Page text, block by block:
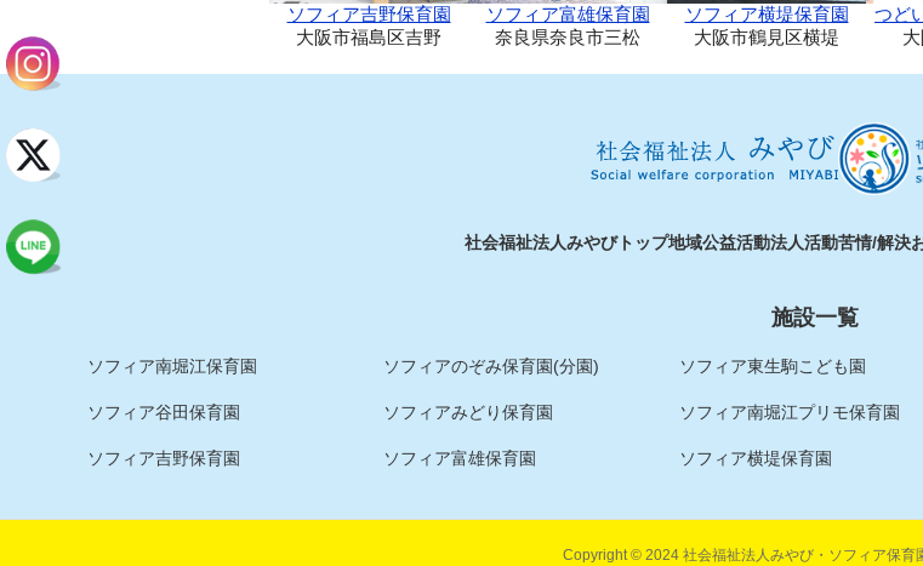
ソフィア吉野保育園
大阪市福島区吉野
ソフィア富雄保育園
奈良県奈良市三松
ソフィア横堤保育園
大阪市鶴見区横堤
つど
社会福祉法人みやびトップ地域公益活動法人活動苦情/解決
施設一覧
ソフィア南堀江保育園 ソフィアのぞみ保育園(分園) ソフィア東生駒こども園
ソフィア谷田保育園 ソフィアみどり保育園 ソフィア南堀江プリモ保育園
ソフィア吉野保育園 ソフィア富雄保育園 ソフィア横堤保育園
Copyright © 2024 社会福祉法人みやび・ソフィア保育